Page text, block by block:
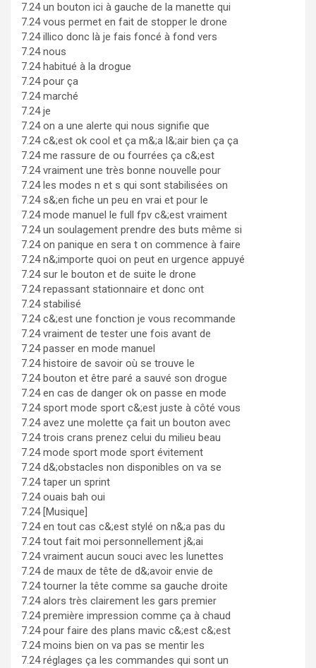
7.24 un bouton ici à gauche de la manette qui
7.24 vous permet en fait de stopper le drone
7.24 illico donc là je fais foncé à fond vers
7.24 nous
7.24 habitué à la drogue
7.24 pour ça
7.24 marché
7.24 je
7.24 on a une alerte qui nous signifie que
7.24 c&;est ok cool et ça m&;a l&;air bien ça ça
7.24 me rassure de ou fourrées ça c&;est
7.24 vraiment une très bonne nouvelle pour
7.24 les modes n et s qui sont stabilisées on
7.24 s&;en fiche un peu en vrai et pour le
7.24 mode manuel le full fpv c&;est vraiment
7.24 un soulagement prendre des buts même si
7.24 on panique en sera t on commence à faire
7.24 n&;importe quoi on peut en urgence appuyé
7.24 sur le bouton et de suite le drone
7.24 repassant stationnaire et donc ont
7.24 stabilisé
7.24 c&;est une fonction je vous recommande
7.24 vraiment de tester une fois avant de
7.24 passer en mode manuel
7.24 histoire de savoir où se trouve le
7.24 bouton et être paré a sauvé son drogue
7.24 en cas de danger ok on passe en mode
7.24 sport mode sport c&;est juste à côté vous
7.24 avez une molette ça fait un bouton avec
7.24 trois crans prenez celui du milieu beau
7.24 mode sport mode sport évitement
7.24 d&;obstacles non disponibles on va se
7.24 taper un sprint
7.24 ouais bah oui
7.24 [Musique]
7.24 en tout cas c&;est stylé on n&;a pas du
7.24 tout fait moi personnellement j&;ai
7.24 vraiment aucun souci avec les lunettes
7.24 de maux de tête de d&;avoir envie de
7.24 tourner la tête comme sa gauche droite
7.24 alors très clairement les gars premier
7.24 première impression comme ça à chaud
7.24 pour faire des plans mavic c&;est c&;est
7.24 moins bien on va pas se mentir les
7.24 réglages ça les commandes qui sont un